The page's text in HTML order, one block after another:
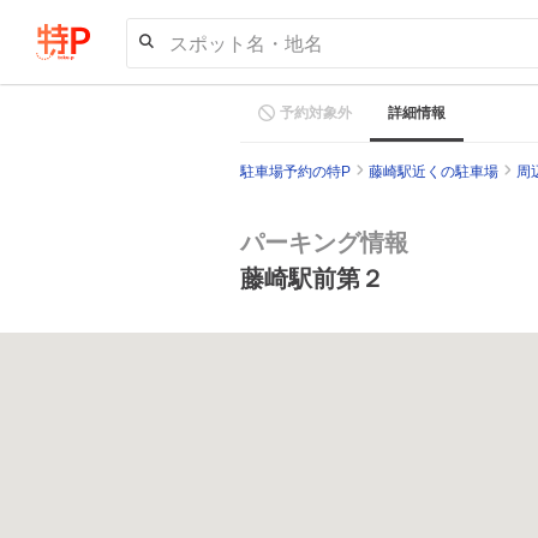
スポット名・地名
予約対象外 詳細情報
駐車場予約の特P 藤崎駅近くの駐車場 周
パーキング情報
藤崎駅前第２